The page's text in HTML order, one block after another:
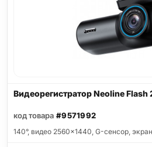
Видеорегистратор Neoline Flash
код товара #9571992
140°, видео 2560x1440, G-сенсор,